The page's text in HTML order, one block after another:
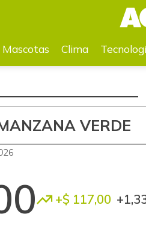
Tecnología
Mascotas Clima
VERDE
+$ 117,00